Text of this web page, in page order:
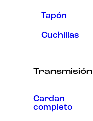
Tapón
Cuchillas
Transmisión
Cardan
completo